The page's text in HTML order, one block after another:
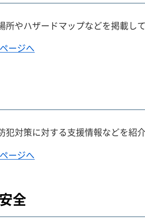
所やハザードマップなどを掲載して
ージへ
犯対策に対する支援情報などを紹
ージへ
全